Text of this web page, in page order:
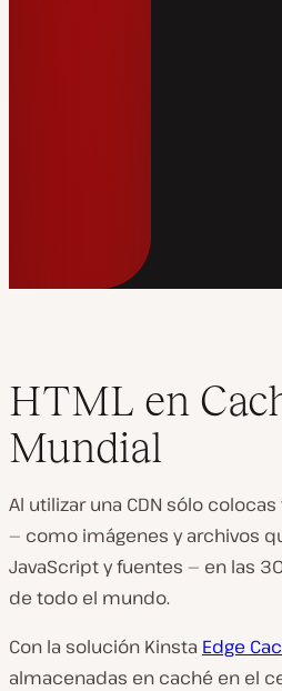
HTML en
Mundial
Al utilizar una CDN sólo
— como imágenes y archivos
JavaScript y fuentes — en las
de todo el mundo.
Con la solución Kinsta Edge
almacenadas en caché en el